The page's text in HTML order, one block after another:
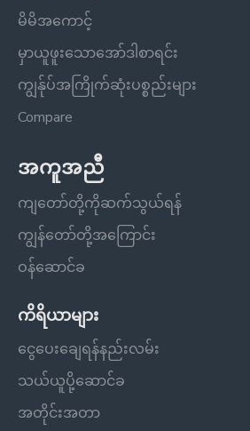
မိမိအကောင့်
မှာယူဖူးသောအော်ဒါစာရင်း
ကျွန်ုပ်အကြိုက်ဆုံးပစ္စည်းများ
Compare
အကူအညီ
ကျတော်တို့ကိုဆက်သွယ်ရန်
ကျွန်တော်တို့အကြောင်း
ဝန်ဆောင်ခ
ကိရိယာများ
ငွေပေးချေရန်နည်းလမ်း
သယ်ယူပို့ဆောင်ခ
အတိုင်းအတာ